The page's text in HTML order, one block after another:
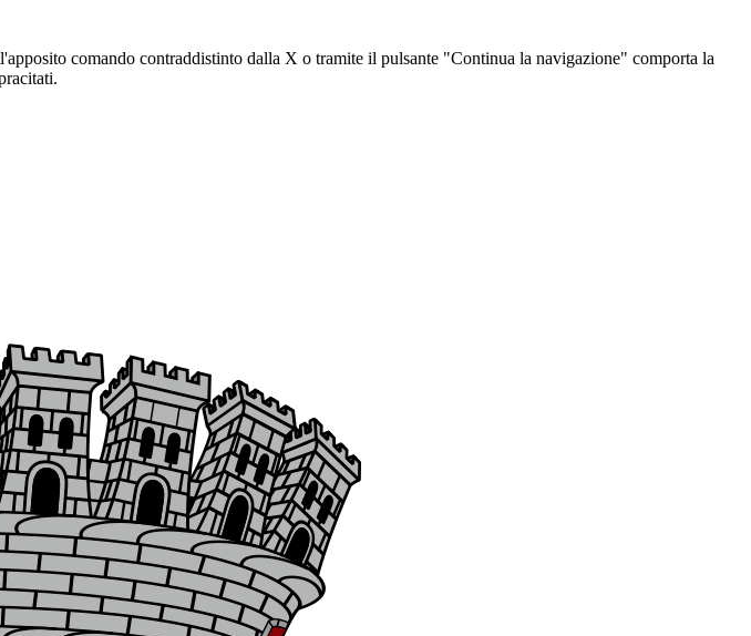
comando contraddistinto dalla X o tramite il pulsante "Continua la navigazione" comporta la